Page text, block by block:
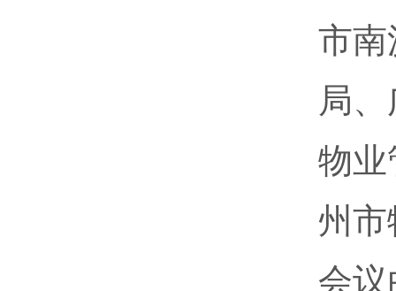
市南
局、
物业
州市
会